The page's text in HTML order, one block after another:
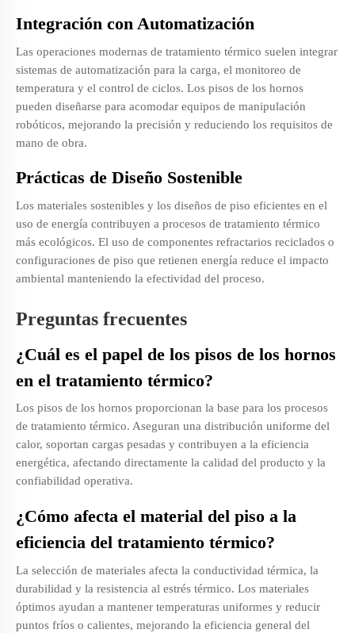
Integración con Automatización
Las operaciones modernas de tratamiento térmico suelen integrar
sistemas de automatización para la carga, el monitoreo de
temperatura y el control de ciclos. Los pisos de los hornos
pueden diseñarse para acomodar equipos de manipulación
robóticos, mejorando la precisión y reduciendo los requisitos de
mano de obra.
Prácticas de Diseño Sostenible
Los materiales sostenibles y los diseños de piso eficientes en el
uso de energía contribuyen a procesos de tratamiento térmico
más ecológicos. El uso de componentes refractarios reciclados o
configuraciones de piso que retienen energía reduce el impacto
ambiental manteniendo la efectividad del proceso.
Preguntas frecuentes
¿Cuál es el papel de los pisos de los hornos
en el tratamiento térmico?
Los pisos de los hornos proporcionan la base para los procesos
de tratamiento térmico. Aseguran una distribución uniforme del
calor, soportan cargas pesadas y contribuyen a la eficiencia
energética, afectando directamente la calidad del producto y la
confiabilidad operativa.
¿Cómo afecta el material del piso a la
eficiencia del tratamiento térmico?
La selección de materiales afecta la conductividad térmica, la
durabilidad y la resistencia al estrés térmico. Los materiales
óptimos ayudan a mantener temperaturas uniformes y reducir
puntos fríos o calientes, mejorando la eficiencia general del